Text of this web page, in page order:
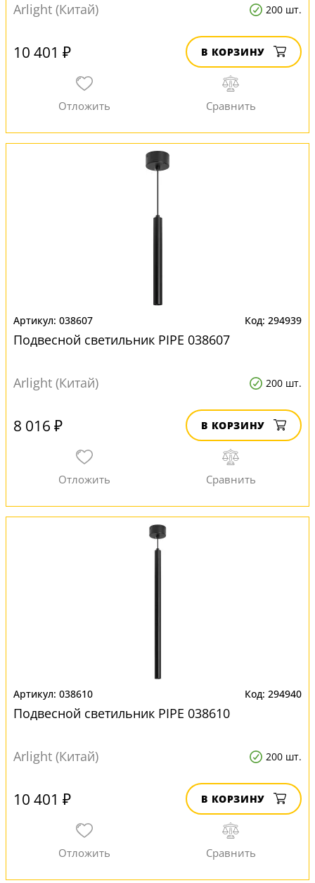
Arlight (Китай) 200 шт.
10 401 ₽ В КОРЗИНУ
038607 294939
Подвесной светильник PIPE 038607
Arlight (Китай) 200 шт.
8 016 ₽ В КОРЗИНУ
038610 294940
Подвесной светильник PIPE 038610
Arlight (Китай) 200 шт.
10 401 ₽ В КОРЗИНУ